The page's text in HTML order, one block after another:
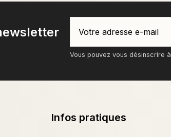
Vous pouvez vous désinscrire
Infos pratiques